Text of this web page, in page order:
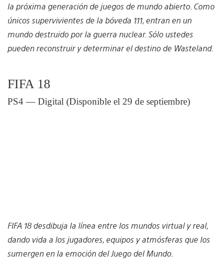
la próxima generación de juegos de mundo abierto. Como
únicos supervivientes de la bóveda 111, entran en un
mundo destruido por la guerra nuclear. Sólo ustedes
pueden reconstruir y determinar el destino de Wasteland.
FIFA 18
PS4 — Digital (Disponible el 29 de septiembre)
FIFA 18 desdibuja la línea entre los mundos virtual y real,
dando vida a los jugadores, equipos y atmósferas que los
sumergen en la emoción del Juego del Mundo.